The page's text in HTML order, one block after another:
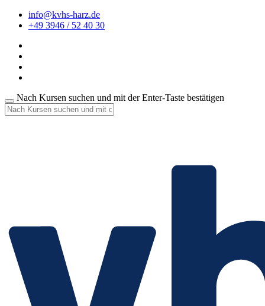
info@kvhs-harz.de
+49 3946 / 52 40 30
Nach Kursen suchen und mit der Enter-Taste bestätigen